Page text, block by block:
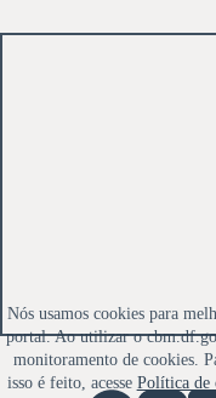
Nós usamos cookies para
portal. Ao utilizar o
monitoramento de cookies.
isso é feito, acesse Política de